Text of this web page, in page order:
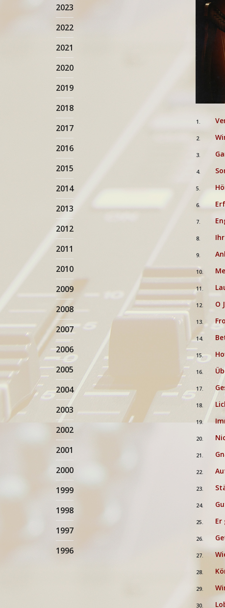
2023
2022
2021
2020
2019
2018
2017
2016
2015
2014
2013
2012
2011
2010
2009
2008
2007
2006
2005
2004
2003
2002
2001
2000
1999
1998
1997
1996
1.
2.
3.
4.
5.
6.
7.
8.
9.
10.
11.
12. O
13.
14.
15.
16.
17.
18.
19.
20.
21.
22.
23.
24.
25.
26.
27.
28.
29.
30.